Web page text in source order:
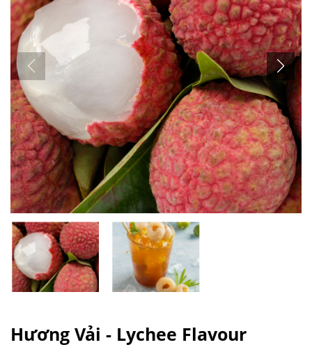
Hương Vải - Lychee Flavour